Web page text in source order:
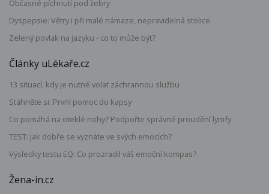
Občasné píchnutí pod žebry
Dyspepsie: Větry i při malé námaze, nepravidelná stolice
Zelený povlak na jazyku - co to může být?
Články uLékaře.cz
13 situací, kdy je nutné volat záchrannou službu
Stáhněte si: První pomoc do kapsy
Co pomáhá na oteklé nohy? Podpořte správné proudění lymfy
TEST: Jak dobře se vyznáte ve svých emocích?
Výsledky testu EQ: Co prozradil váš emoční kompas?
Žena-in.cz